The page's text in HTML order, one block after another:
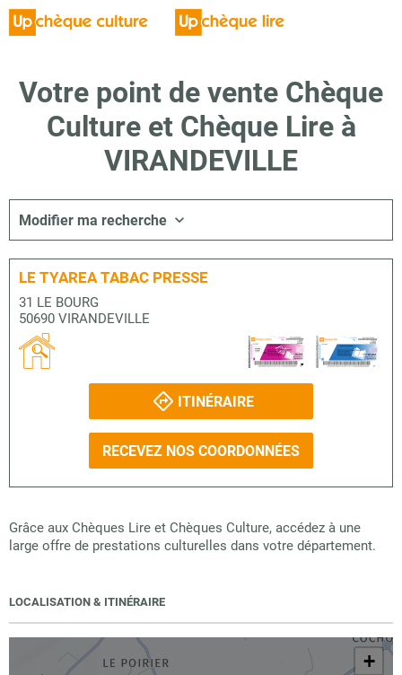
Votre point de vente Chèque
Culture et Chèque Lire à
VIRANDEVILLE
Modifier ma recherche
LE TYAREA TABAC PRESSE
31 LE BOURG
50690 VIRANDEVILLE
ITINÉRAIRE
RECEVEZ NOS COORDONNÉES
Grâce aux Chèques Lire et Chèques Culture, accédez à une
large offre de prestations culturelles dans votre département.
LOCALISATION & ITINÉRAIRE
+